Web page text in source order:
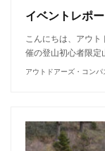
こんにちは、アウ
催の登山初心者限
アウトドアーズ・コン